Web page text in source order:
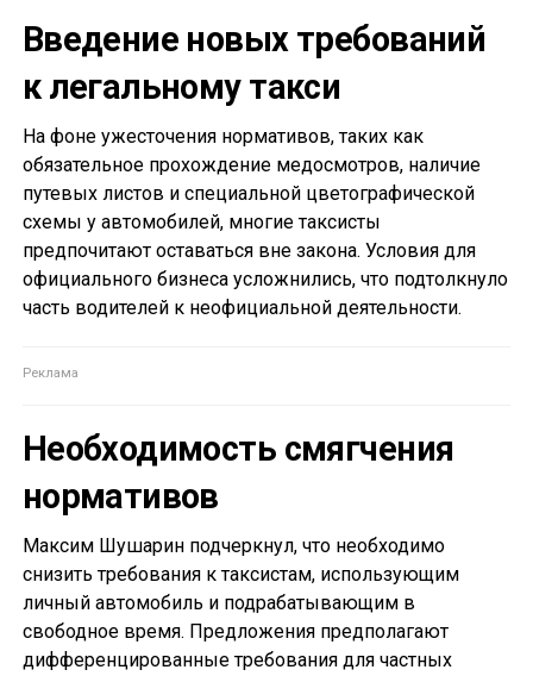
Введение новых требований
к легальному такси
На фоне ужесточения нормативов, таких как
обязательное прохождение медосмотров, наличие
путевых листов и специальной цветографической
схемы у автомобилей, многие таксисты
предпочитают оставаться вне закона. Условия для
официального бизнеса усложнились, что подтолкнуло
часть водителей к неофициальной деятельности.
Необходимость смягчения
нормативов
Максим Шушарин подчеркнул, что необходимо
снизить требования к таксистам, использующим
личный автомобиль и подрабатывающим в
свободное время. Предложения предполагают
дифференцированные требования для частных